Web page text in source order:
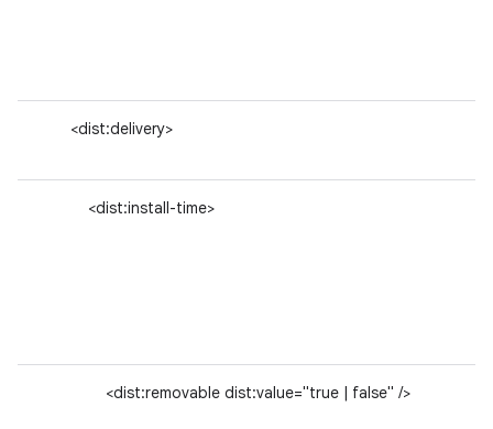
<dist:delivery>
<dist:install-time>
<dist:removable dist:value="true | false" />